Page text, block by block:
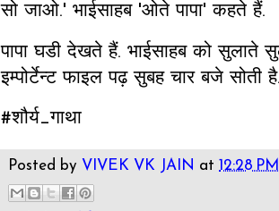
सो जाओ.' भाईसाहब 'ओते पापा' कहते हैं.
पापा घडी देखते हैं. भाईसाहब को सुलाते
इम्पोर्टेन्ट फाइल पढ़ सुबह चार बजे सोती
#शौर्य_गाथा
Posted by VIVEK VK JAIN at12:28 PM